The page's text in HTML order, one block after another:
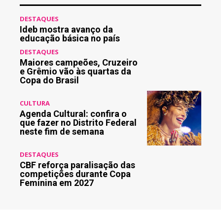
DESTAQUES
Ideb mostra avanço da
educação básica no país
DESTAQUES
Maiores campeões, Cruzeiro
e Grêmio vão às quartas da
Copa do Brasil
CULTURA
Agenda Cultural: confira o
que fazer no Distrito Federal
neste fim de semana
DESTAQUES
CBF reforça paralisação das
competições durante Copa
Feminina em 2027